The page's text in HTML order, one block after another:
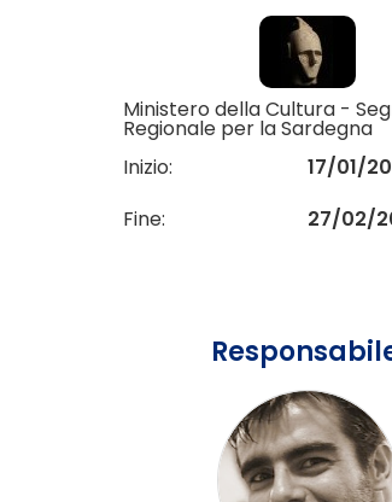
Ministero della Cultura -
Regionale per la Sardegna
Inizio:
17/01/
Fine:
27/02/